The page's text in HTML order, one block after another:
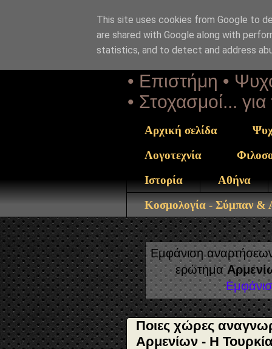
Αέναη
• Επιστήμη •
• Στοχασμοί...
Αρχική σελίδα
Λογοτεχνία
Ιστορία
Αθήνα
Κοσμολογία - Σύμπαν &
Εμφάνιση
ερώτημα
Ποιες χώρες
Αρμενίων - Η
This site uses cookies from Google to
are shared with Google along with
statistics, and to detect and address